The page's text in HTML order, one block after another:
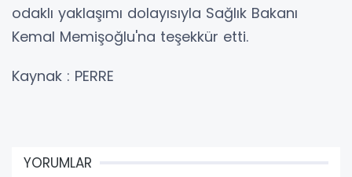
odaklı yaklaşımı dolayısıyla Sağlık Bakanı
Kemal Memişoğlu'na teşekkür etti.
Kaynak : PERRE
YORUMLAR